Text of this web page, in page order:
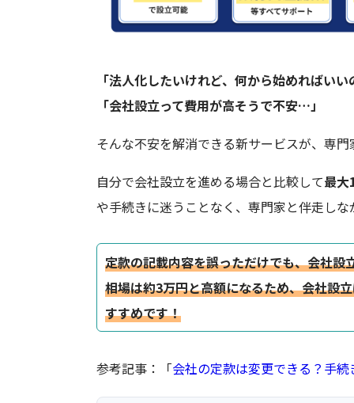
「法人化したいけれど、何から始めればい
「会社設立って費用が高そうで不安…」
そんな不安を解消できる新サービスが、専
自分で会社設立を進める場合と比較して最大
や手続きに迷うことなく、専門家と伴走し
定款の記載内容を誤っただけでも、会社設
相場は約3万円と高額になるため、会社設
すすめです！
参考記事：「会社の定款は変更できる？手